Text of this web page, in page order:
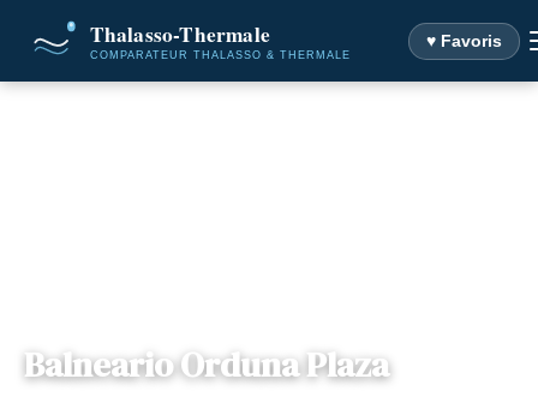
♥ Favoris
Balneario Orduna Plaza